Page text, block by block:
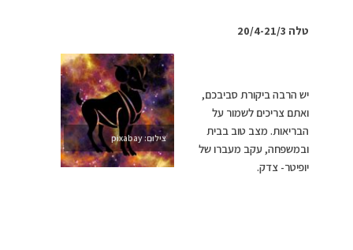
טלה 20/4-21/3
צילום: pixabay
יש הרבה ביקורת סביבכם,
ואתם צריכים לשמור על
הבריאות. מצב טוב בבית
ובמשפחה, עקב מעברו של
יופיטר- צדק.